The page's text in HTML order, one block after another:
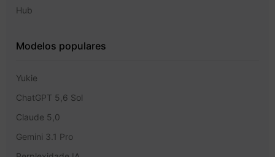
Hub
Modelos populares
Yukie
ChatGPT 5,6 Sol
Claude 5,0
Gemini 3.1 Pro